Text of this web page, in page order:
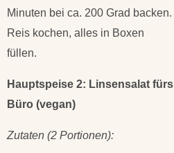
Minuten bei ca. 200 Grad backen.
Reis kochen, alles in Boxen
füllen.
Hauptspeise 2: Linsensalat fürs
Büro (vegan)
Zutaten (2 Portionen):